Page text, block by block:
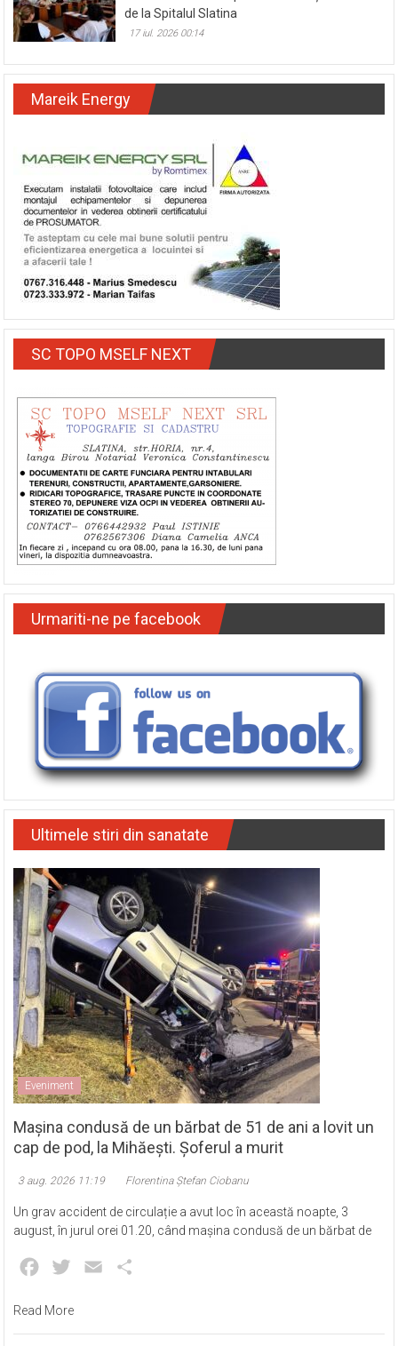
de la Spitalul Slatina
17 iul. 2026 00:14
Mareik Energy
SC TOPO MSELF NEXT
Urmariti-ne pe facebook
Ultimele stiri din sanatate
Eveniment
Mașina condusă de un bărbat de 51 de ani a lovit un
cap de pod, la Mihăești. Șoferul a murit
3 aug. 2026 11:19 Florentina Ștefan Ciobanu
Un grav accident de circulație a avut loc în această noapte, 3
august, în jurul orei 01.20, când mașina condusă de un bărbat de
Facebook
Twitter Email
Read More